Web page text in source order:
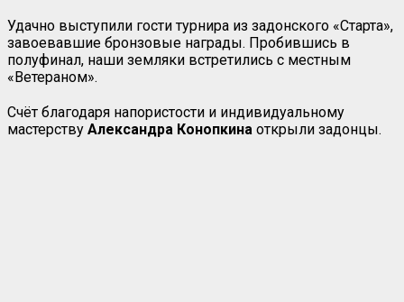
Удачно выступили гости турнира из задонского «Старта»,
завоевавшие бронзовые награды. Пробившись в
полуфинал, наши земляки встретились с местным
«Ветераном».
Счёт благодаря напористости и индивидуальному
мастерству Александра Конопкина открыли задонцы.